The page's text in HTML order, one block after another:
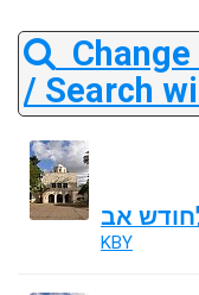
/ Search
אב
KBY